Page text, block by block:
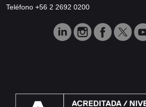
Teléfono +56 2 2692 0200